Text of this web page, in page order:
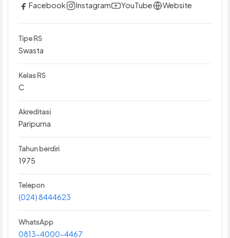
Facebook Instagram YouTube Website
Tipe RS
Swasta
Kelas RS
C
Akreditasi
Paripurna
Tahun berdiri
1975
Telepon
(024) 8444623
WhatsApp
0813-4000-4467